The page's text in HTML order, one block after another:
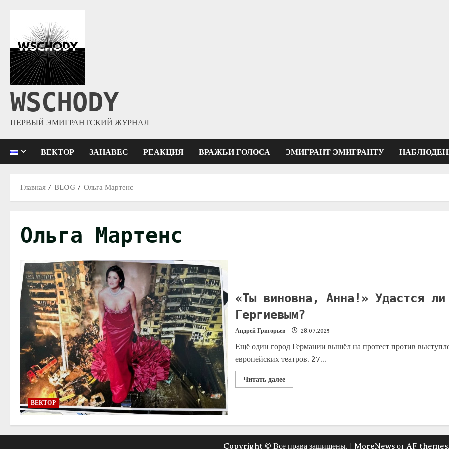
WSCHODY
ПЕРВЫЙ ЭМИГРАНТСКИЙ ЖУРНАЛ
ВЕКТОР ЗАНАВЕС РЕАКЦИЯ ВРАЖЬИ ГОЛОСА ЭМИГРАНТ ЭМИГРАНТУ
Главная BLOG Ольга Мартенс
Ольга Мартенс
ВЕКТОР
«Ты виновна, Анна!» Удастся
Гергиевым?
Андрей Григорьев 28.07.2025
Ещё один город Германии вышёл на протест против
европейских театров. 27...
Читать далее
Copyright © Все права защищены. MoreNews от AF